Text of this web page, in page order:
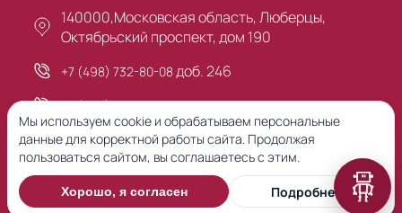
140000,Московская область, Люберцы,
Октябрьский проспект, дом 190
+7 (498) 732-80-08 доб. 246
+7 (495) 503-30-00
Предыдущая версия сайта
Мы используем cookie и обрабатываем персональные
данные для корректной работы сайта. Продолжая
пользоваться сайтом, вы соглашаетесь с этим.
Хорошо, я согласен Подробнее